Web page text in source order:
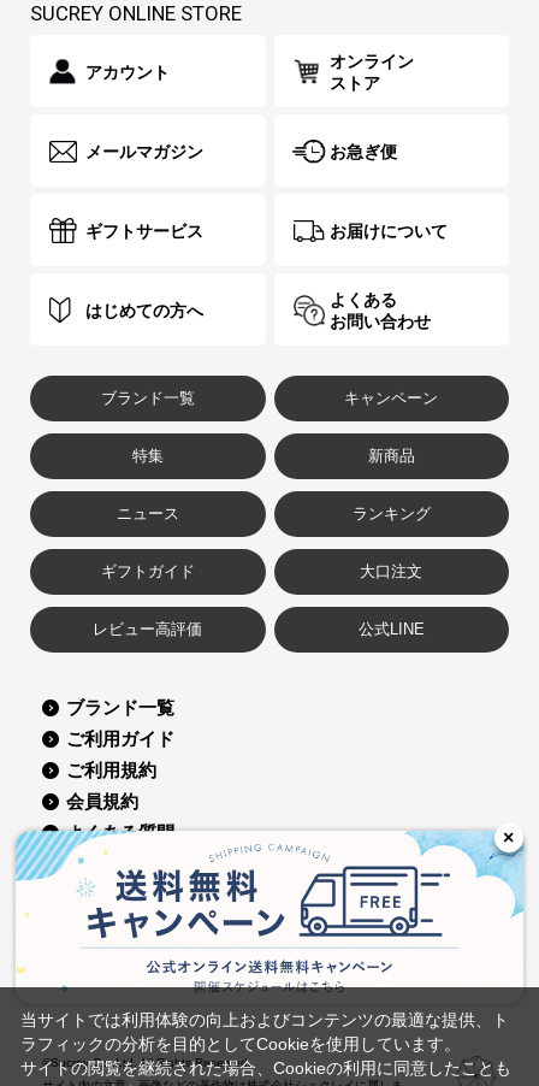
×
SUCREY ONLINE STORE
アカウント
オンライン
ストア
メールマガジン お急ぎ便
ギフトサービス お届けについて
はじめての方へ
よくある
お問い合わせ
ブランド一覧 キャンペーン
特集 新商品
ニュース ランキング
ギフトガイド 大口注文
レビュー高評価 公式LINE
ブランド一覧
ご利用ガイド
ご利用規約
会員規約
よくある質問
お問い合せ
コーポレートサイト
会社概要
グループ会社
プライバシーポリシー
特定商取引に関する表記
©Sucrey Co.,Ltd. All Rights Reserved.
当サイトでは利用体験の向上およびコンテンツの最適な提供、ト
ラフィックの分析を目的としてCookieを使用しています。
サイトの閲覧を継続された場合、Cookieの利用に同意したことも